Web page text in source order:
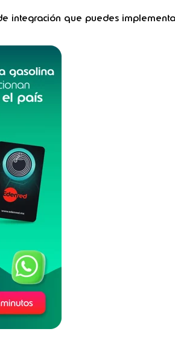
integración que puedes